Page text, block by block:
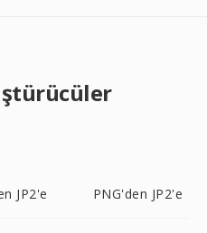
JP2'e PNG'den JP2'e